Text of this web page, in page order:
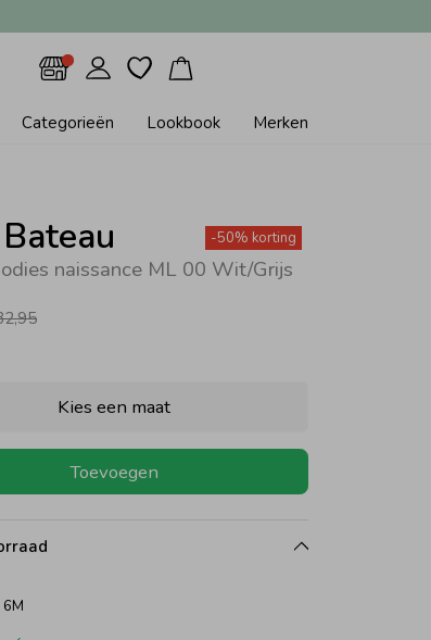
Categorieën Lookbook Merken
naissance ML 00 Wit/Grijs
-50% korting
Kies een maat
Toevoegen
6M